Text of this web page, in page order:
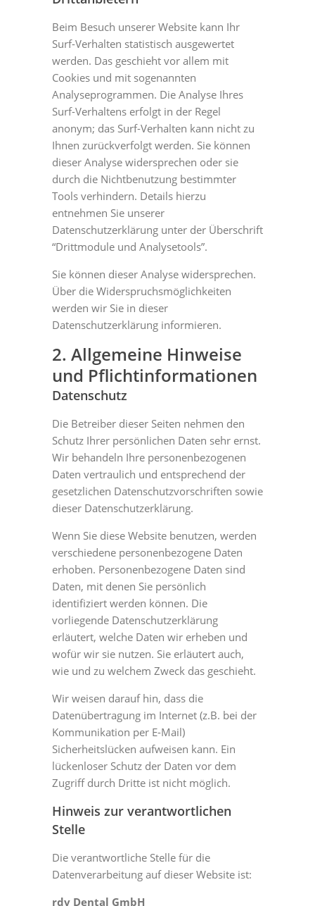
Beim Besuch unserer Website kann Ihr
Surf-Verhalten statistisch ausgewertet
werden. Das geschieht vor allem mit
Cookies und mit sogenannten
Analyseprogrammen. Die Analyse Ihres
Surf-Verhaltens erfolgt in der Regel
anonym; das Surf-Verhalten kann nicht zu
Ihnen zurückverfolgt werden. Sie können
dieser Analyse widersprechen oder sie
durch die Nichtbenutzung bestimmter
Tools verhindern. Details hierzu
entnehmen Sie unserer
Datenschutzerklärung unter der Überschrift
“Drittmodule und Analysetools”.
Sie können dieser Analyse widersprechen.
Über die Widerspruchsmöglichkeiten
werden wir Sie in dieser
Datenschutzerklärung informieren.
2. Allgemeine Hinweise
und Pflichtinformationen
Datenschutz
Die Betreiber dieser Seiten nehmen den
Schutz Ihrer persönlichen Daten sehr ernst.
Wir behandeln Ihre personenbezogenen
Daten vertraulich und entsprechend der
gesetzlichen Datenschutzvorschriften sowie
dieser Datenschutzerklärung.
Wenn Sie diese Website benutzen, werden
verschiedene personenbezogene Daten
erhoben. Personenbezogene Daten sind
Daten, mit denen Sie persönlich
identifiziert werden können. Die
vorliegende Datenschutzerklärung
erläutert, welche Daten wir erheben und
wofür wir sie nutzen. Sie erläutert auch,
wie und zu welchem Zweck das geschieht.
Wir weisen darauf hin, dass die
Datenübertragung im Internet (z.B. bei der
Kommunikation per E-Mail)
Sicherheitslücken aufweisen kann. Ein
lückenloser Schutz der Daten vor dem
Zugriff durch Dritte ist nicht möglich.
Hinweis zur verantwortlichen
Stelle
Die verantwortliche Stelle für die
Datenverarbeitung auf dieser Website ist:
rdv Dental GmbH